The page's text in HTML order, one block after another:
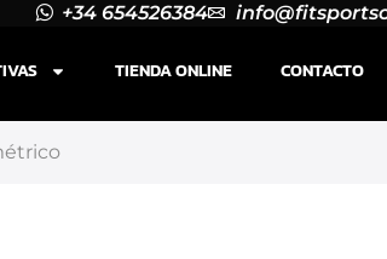
+34 654526384
TIENDA ONLINE CONTACTO